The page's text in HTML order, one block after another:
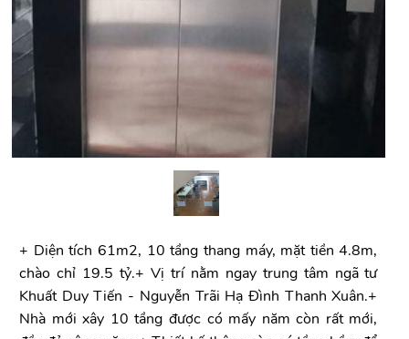
+ Diện tích 61m2, 10 tầng thang máy, mặt tiền 4.8m,
chào chỉ 19.5 tỷ.+ Vị trí nằm ngay trung tâm ngã tư
Khuất Duy Tiến - Nguyễn Trãi Hạ Đình Thanh Xuân.+
Nhà mới xây 10 tầng được có mấy năm còn rất mới,